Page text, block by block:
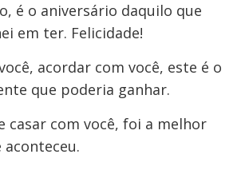
é o aniversário daquilo que
em ter. Felicidade!
acordar com você, este é o
que poderia ganhar.
casar com você, foi a melhor
aconteceu.